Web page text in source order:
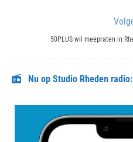
Next
50PLUS wil meepraten in
Nu op Studio Rheden radio: